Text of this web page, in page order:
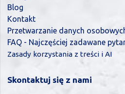
Blog
Kontakt
Przetwarzanie danych
FAQ - Najczęściej zadawane
Zasady korzystania z treści i AI
Skontaktuj się z nami